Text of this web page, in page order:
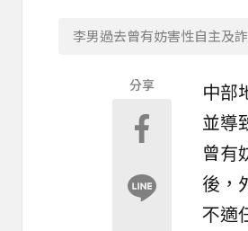
李男過去曾有妨害性自主及
分享 中部
並導
曾有
後，
不適